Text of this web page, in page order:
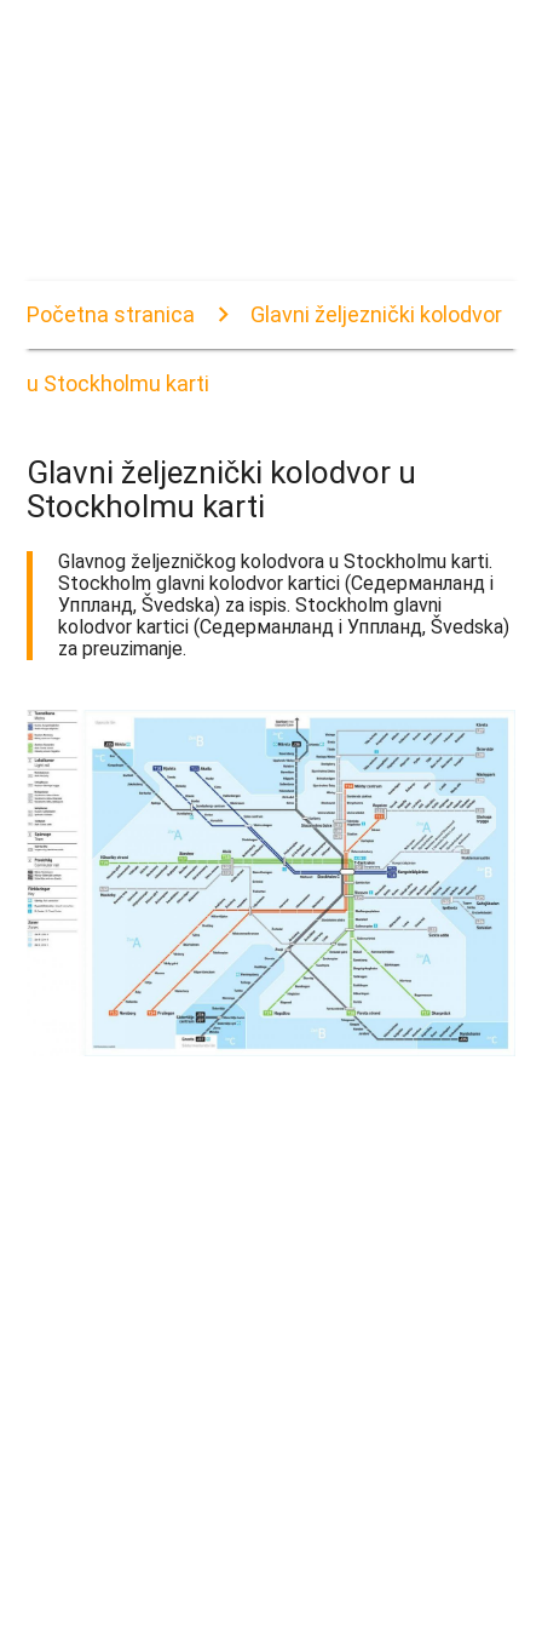
Početna stranica Glavni željeznički kolodvor
u Stockholmu karti
Glavni željeznički kolodvor u
Stockholmu karti
Glavnog željezničkog kolodvora u Stockholmu karti.
Stockholm glavni kolodvor kartici (Седерманланд i
Уппланд, Švedska) za ispis. Stockholm glavni
kolodvor kartici (Седерманланд i Уппланд, Švedska)
za preuzimanje.